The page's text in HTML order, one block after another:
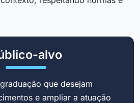
alvo
que desejam
e ampliar a atuação